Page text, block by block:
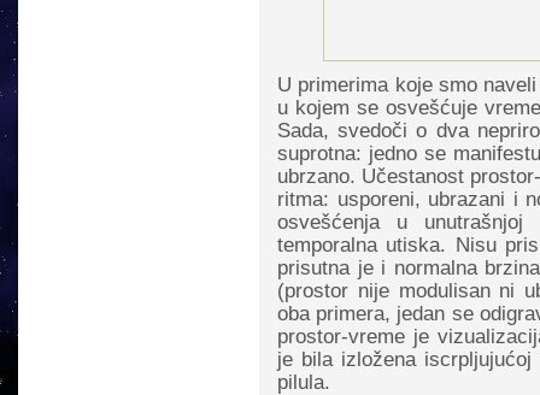
U primerima koje smo
u kojem se osvešćuje
Sada, svedoči o dva
suprotna: jedno se
ubrzano. Učestanost
ritma: usporeni, ubrazani i
osvešćenja u
temporalna utiska. Nisu
prisutna je i normalna
(prostor nije modulisan ni
oba primera, jedan se
prostor-vreme je
je bila izložena
pilula.